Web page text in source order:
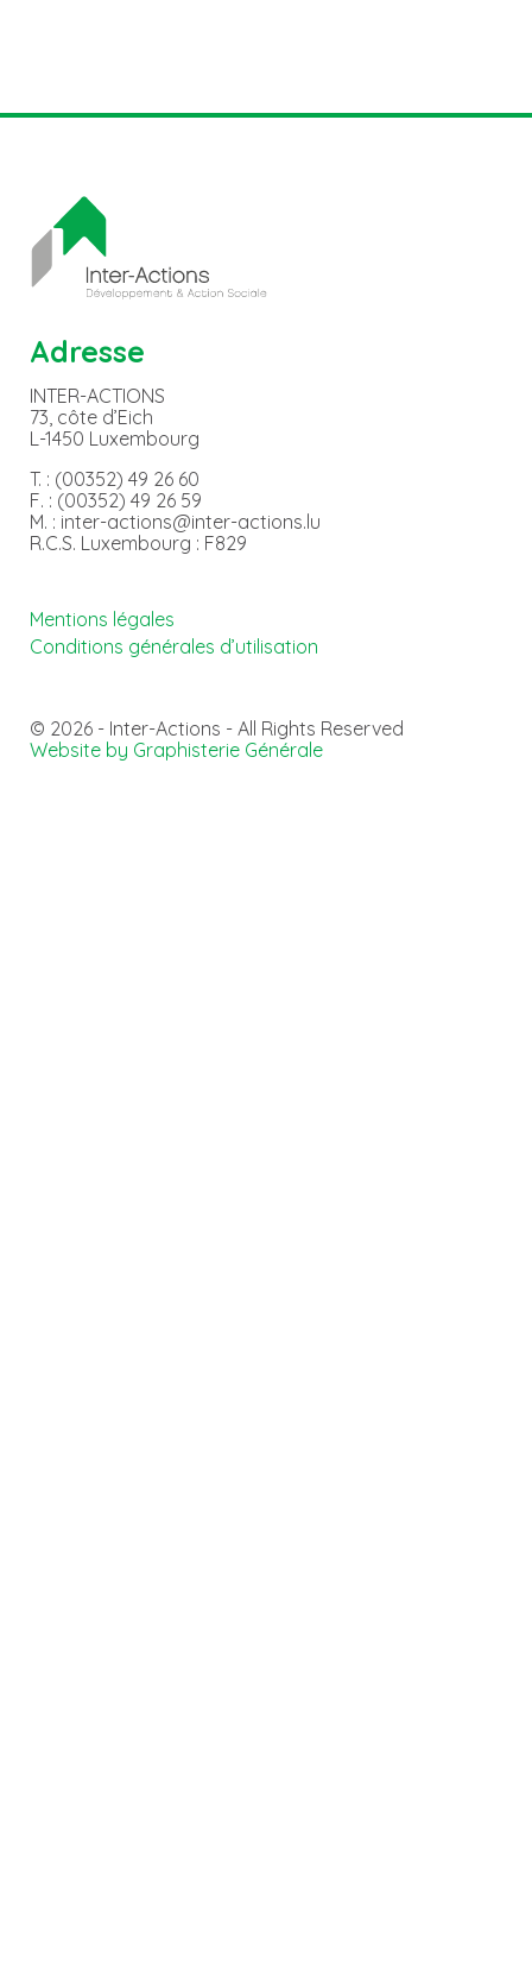
Adresse
INTER-ACTIONS
73, côte d’Eich
L-1450 Luxembourg
T. : (00352) 49 26 60
F. : (00352) 49 26 59
M. : inter-actions@inter-actions.lu
R.C.S. Luxembourg : F829
Mentions légales
Conditions générales d’utilisation
© 2026 - Inter-Actions - All Rights Reserved
Website by Graphisterie Générale